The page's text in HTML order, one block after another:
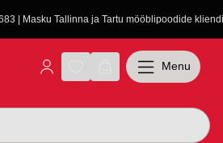
| Masku Tallinna ja Tartu mööblipoodide
Menu